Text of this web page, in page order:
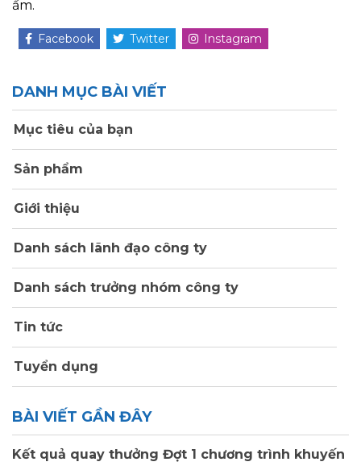
ấm.
Facebook Twitter Instagram
DANH MỤC BÀI VIẾT
Mục tiêu của bạn
Sản phẩm
Giới thiệu
Danh sách lãnh đạo công ty
Danh sách trưởng nhóm công ty
Tin tức
Tuyển dụng
BÀI VIẾT GẦN ĐÂY
Kết quả quay thưởng Đợt 1 chương trình khuyến